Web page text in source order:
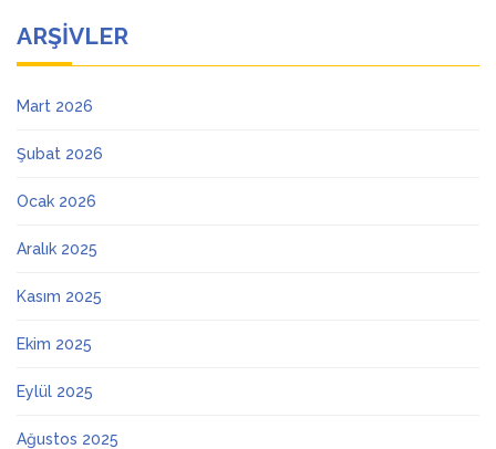
ARŞIVLER
Mart 2026
Şubat 2026
Ocak 2026
Aralık 2025
Kasım 2025
Ekim 2025
Eylül 2025
Ağustos 2025